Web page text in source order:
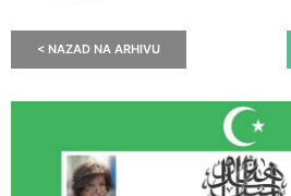
< NAZAD NA ARHIVU